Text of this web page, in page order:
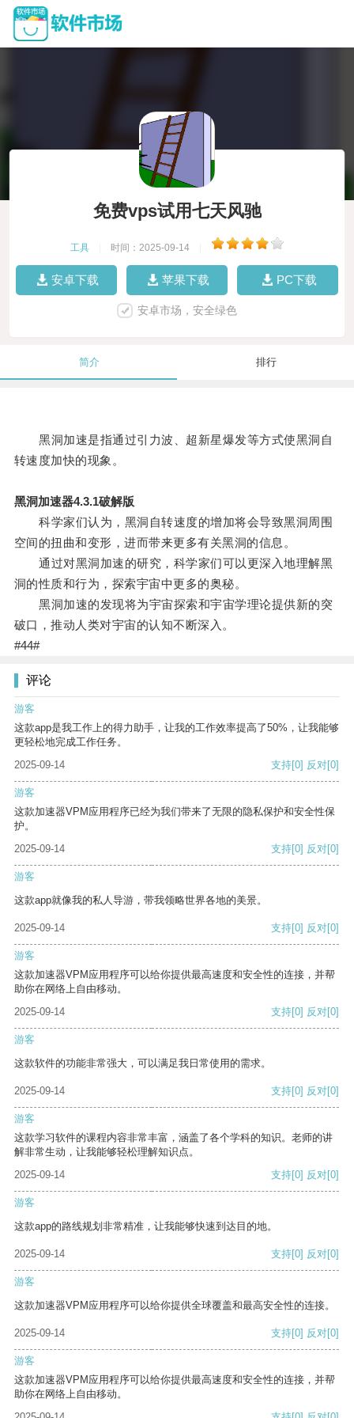
免费vps试用七天风驰
工具 时间：2025-09-14
安卓下载 苹果下载 PC下载
安卓市场，安全绿色
简介 排行
黑洞加速是指通过引力波、超新星爆发等方式使黑洞自
转速度加快的现象。
黑洞加速器4.3.1破解版
科学家们认为，黑洞自转速度的增加将会导致黑洞周围
空间的扭曲和变形，进而带来更多有关黑洞的信息。
通过对黑洞加速的研究，科学家们可以更深入地理解黑
洞的性质和行为，探索宇宙中更多的奥秘。
黑洞加速的发现将为宇宙探索和宇宙学理论提供新的突
破口，推动人类对宇宙的认知不断深入。
#44#
评论
游客
这款app是我工作上的得力助手，让我的工作效率提高了50%，让我能够
更轻松地完成工作任务。
2025-09-14
支持[0] 反对[0]
游客
这款加速器VPM应用程序已经为我们带来了无限的隐私保护和安全性保
护。
2025-09-14
支持[0] 反对[0]
游客
这款app就像我的私人导游，带我领略世界各地的美景。
2025-09-14 支持[0] 反对[0]
游客
这款加速器VPM应用程序可以给你提供最高速度和安全性的连接，并帮
助你在网络上自由移动。
2025-09-14
支持[0] 反对[0]
游客
这款软件的功能非常强大，可以满足我日常使用的需求。
2025-09-14 支持[0] 反对[0]
游客
这款学习软件的课程内容非常丰富，涵盖了各个学科的知识。老师的讲
解非常生动，让我能够轻松理解知识点。
2025-09-14
支持[0] 反对[0]
游客
这款app的路线规划非常精准，让我能够快速到达目的地。
2025-09-14 支持[0] 反对[0]
游客
这款加速器VPM应用程序可以给你提供全球覆盖和最高安全性的连接。
2025-09-14 支持[0] 反对[0]
游客
这款加速器VPM应用程序可以给你提供最高速度和安全性的连接，并帮
助你在网络上自由移动。